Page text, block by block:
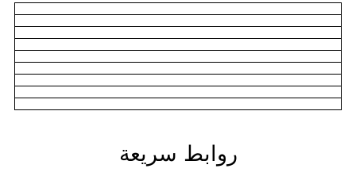
روابط سريعة